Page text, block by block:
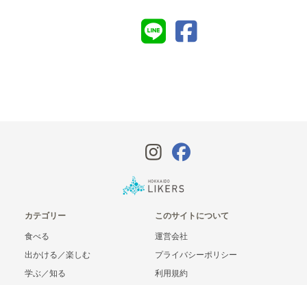
カテゴリー
食べる
出かける／楽しむ
学ぶ／知る
このサイトについて
運営会社
プライバシーポリシー
利用規約